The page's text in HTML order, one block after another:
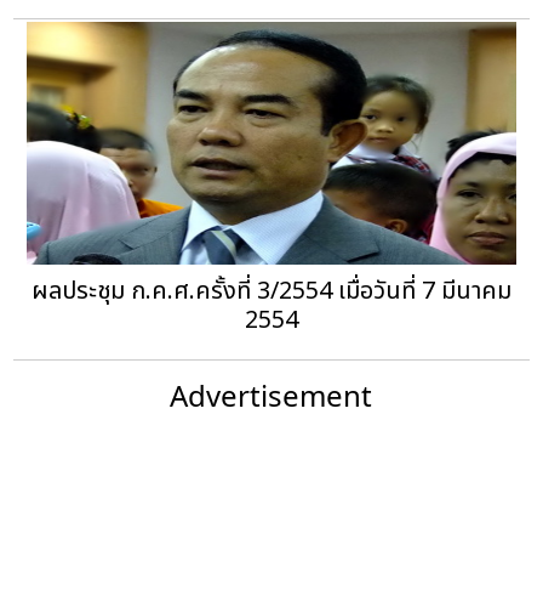
ผลประชุม ก.ค.ศ.ครั้งที่ 3/2554 เมื่อวันที่ 7 มีนาคม
2554
Advertisement